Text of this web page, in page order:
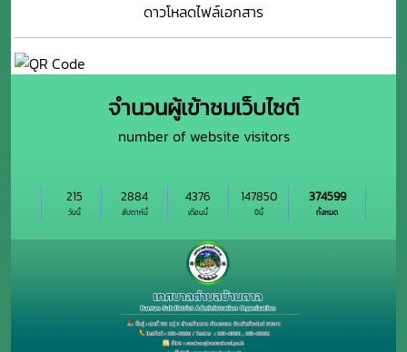
ดาวโหลดไฟล์เอกสาร
จำนวนผู้เข้าชมเว็บไซต์
number of website visitors
วันนี้
215
สัปดาห์นี้
2884
เดือนนี้
4376
ปีนี้
147850
ทั้งหมด
374599